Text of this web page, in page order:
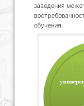
заведения
обучения.